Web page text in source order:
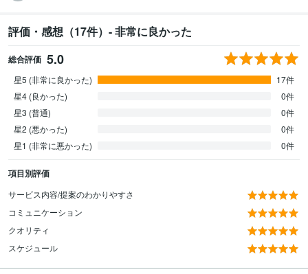
評価・感想（17件）- 非常に良かった
総合評価 5.0
星5 (非常に良かった)
17件
星4 (良かった)
0件
星3 (普通)
0件
星2 (悪かった)
0件
星1 (非常に悪かった)
0件
項目別評価
サービス内容/提案のわかりやすさ
コミュニケーション
クオリティ
スケジュール